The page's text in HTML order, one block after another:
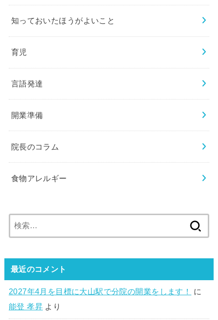
知っておいたほうがよいこと
育児
言語発達
開業準備
院長のコラム
食物アレルギー
索:
最近のコメント
2027年4月を目標に大山駅で分院の開業をします！
に
能登 孝昇より